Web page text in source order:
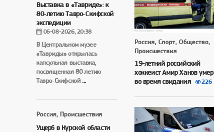
Выставка в «Тавриде»: к
80‑летию Тавро‑Скифской
экспедиции
06-08-2026, 20:38
В Центральном музее
«Тавриды» открылась
капсульная выставка,
посвященная 80‑летию
Тавро‑Скифской ...
Россия, Происшествия
Ущерб в Курской области
Россия, Спорт, Общество,
Происшествия
19-летний российский
хоккеист Амир Ханов умер
во время свидания
226